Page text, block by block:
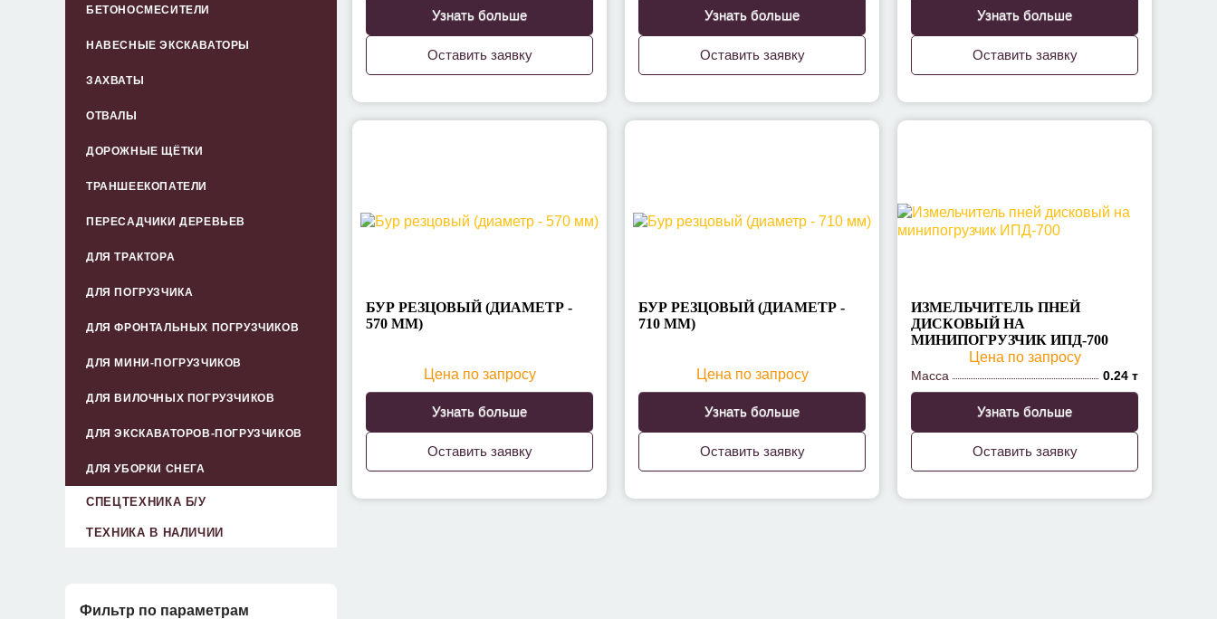
БЕТОНОСМЕСИТЕЛИ
НАВЕСНЫЕ ЭКСКАВАТОРЫ
ЗАХВАТЫ
ОТВАЛЫ
ДОРОЖНЫЕ ЩЁТКИ
ТРАНШЕЕКОПАТЕЛИ
ПЕРЕСАДЧИКИ ДЕРЕВЬЕВ
ДЛЯ ТРАКТОРА
ДЛЯ ПОГРУЗЧИКА
ДЛЯ ФРОНТАЛЬНЫХ ПОГРУЗЧИКОВ
ДЛЯ МИНИ-ПОГРУЗЧИКОВ
ДЛЯ ВИЛОЧНЫХ ПОГРУЗЧИКОВ
ДЛЯ ЭКСКАВАТОРОВ-ПОГРУЗЧИКОВ
ДЛЯ УБОРКИ СНЕГА
СПЕЦТЕХНИКА Б/У
ТЕХНИКА В НАЛИЧИИ
Фильтр по параметрам
Узнать больше
Оставить заявку
Узнать больше
Оставить заявку
Узнать больше
Оставить заявку
БУР РЕЗЦОВЫЙ (ДИАМЕТР -
570 ММ)
Цена по запросу
Узнать больше
Оставить заявку
БУР РЕЗЦОВЫЙ (ДИАМЕТР -
710 ММ)
Цена по запросу
Узнать больше
Оставить заявку
ИЗМЕЛЬЧИТЕЛЬ ПНЕЙ
ДИСКОВЫЙ НА
МИНИПОГРУЗЧИК ИПД-700
Цена по запросу
Масса 0.24 т
Узнать больше
Оставить заявку